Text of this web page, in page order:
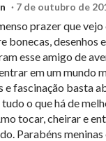
7 de outubro de
prazer que vejo
bonecas, desenhos
esse amigo de
em um mundo
e fascinação basta
o que há de
tocar, cheirar e
Parabéns meninas